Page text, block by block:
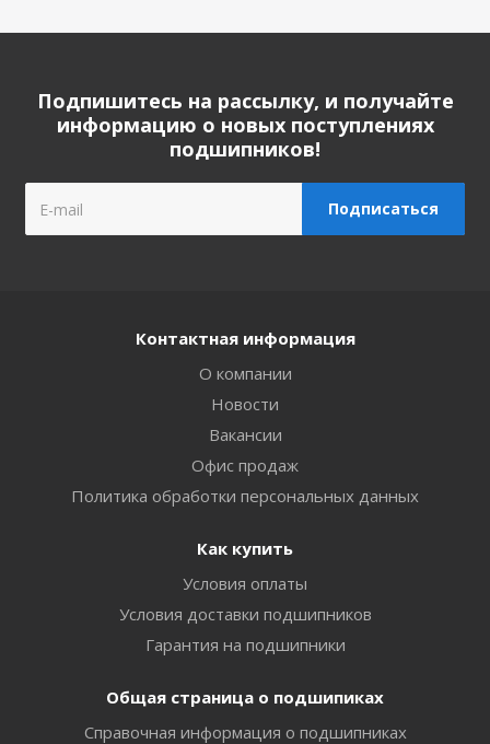
Подпишитесь на рассылку, и получайте
информацию о новых поступлениях
подшипников!
Контактная информация
О компании
Новости
Вакансии
Офис продаж
Политика обработки персональных данных
Как купить
Условия оплаты
Условия доставки подшипников
Гарантия на подшипники
Общая страница о подшипиках
Справочная информация о подшипниках